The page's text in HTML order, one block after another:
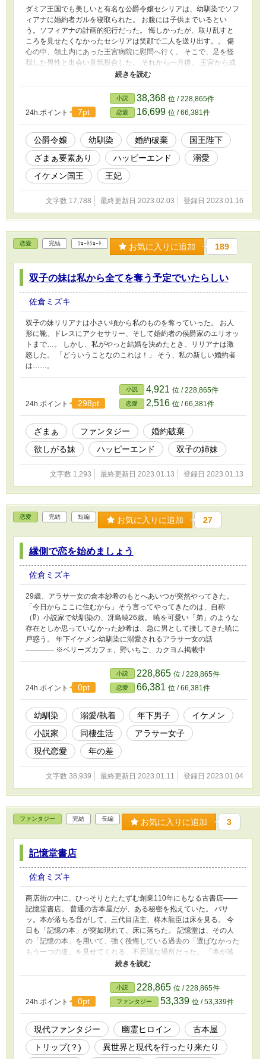
ダミア王国でも美しいと有名な公爵令嬢セシリアは、幼馴染でソフ
ィアナに婚約者ガルを寝取られた。 お腹には子供までいるとい
う。ソフィアナの計画的犯行だった。 悔しかったが、取り乱すと
ころを見せたくなかったセシリアは笑顔で二人を送り出す。。 傷
心の中、領土内にあった王宮病院に慰問へ行く。 そこで、足を怪
我した男性と出会い意気投合した。 それから一月後。 王宮から成
人を祝うパーティーが開かれるとのことでセシリアはしぶしぶ参加
てしまう。 つい、言い返しそうななったその時。 声をかけてきた
のはあの王宮病院で出会った男性だった。 彼の正体はーー……。
※カクヨム、ベリーズカフェにも掲載中
24h.ポイント 7pt
小説 38,368 位 / 228,865件
恋愛 16,699 位 / 66,381件
公爵令嬢 幼馴染 婚約破棄
国王陛下
ざまぁ要素あり
ハッピーエンド
溺愛
イケメン国王
王妃
文字数 17,788 最終更新日 2023.02.03 登録日 2023.01.16
恋愛 完結 ｼｮｰﾄｼｮｰﾄ お気に入りに追加 189
双子の妹は私から全てを奪う予定でいたらしい
佐倉ミズキ
双子の妹リリアナは小さい頃から私のものを奪っていった。 お人
形に靴、ドレスにアクセサリー、そして婚約者の侯爵家のエリオッ
トまで…。 しかし、私がやっと結婚を決めたとき、リリアナは激
怒した。 「どういうことなのこれは！」 そう、私の新しい婚約者
は……。
24h.ポイント 298pt
小説 4,921 位 / 228,865件
恋愛 2,516 位 / 66,381件
ざまぁ ファンタジー
婚約破棄
欲しがる妹
ハッピーエンド 双子の姉妹
文字数 1,293 最終更新日 2023.01.13 登録日 2023.01.13
恋愛 完結 短編 お気に入りに追加 27
縁側で恋を始めましょう
佐倉ミズキ
29歳、アラサー女の倉本紗希のもとへあいつが突然やってきた。
「今日からここに住むから」そう言ってやってきたのは、自称
（⁉）小説家で幼馴染の、冴島暁26歳。 暁を可愛い「弟」のような
存在としか思っていなかった紗希は、急に男として接してきた暁に
戸惑う。 年下イケメン幼馴染に溺愛されるアラサー女の話
―――― ※ベリーズカフェ、野いちご、カクヨム掲載中
24h.ポイント 0pt
小説 228,865 位 / 228,865件
恋愛 66,381 位 / 66,381件
幼馴染 溺愛/執着 年下男子
イケメン
小説家
同棲生活
アラサー女子
現代恋愛
年の差
文字数 38,939 最終更新日 2023.01.11 登録日 2023.01.04
ファンタジー 完結 長編 お気に入りに追加 3
記憶堂書店
佐倉ミズキ
商店街の中に、ひっそりとたたずむ創業110年にもなる古書店――
記憶堂書店。 普通の古本屋だが、ある秘密を抱えていた。 パサ
ッ。本が落ちる音がして、三代目店主、柊木龍臣は床を見る。 今
日も「記憶の本」が突如現れて、床に落ちた。 記憶堂は、その人
の「記憶の本」を用いて、強く後悔している過去の「選ばなかった
もう一つの道」を見せてくれる、不思議な場所だった。 「本が落
ちたわ」 記憶堂に住み着く幽霊、あずみは龍臣に抱き付きながら
は、龍臣に好意を寄せていた。 しかし、龍臣はあずみの声が聞こ
えて、会話ができるのに、姿を見ることが出来なかった。 反面、
記憶堂にいつも来る龍臣の幼馴染みの高校生、修也はその姿を見る
ことが出来ていた。 記憶堂に「記憶の本」をもとめてやってくる
人を案内していく中で、修也の過去やあずみの過去も複雑に絡んで
きていた。 あずみに微かな想いを寄せていた龍臣はーーー……。
※ベリーズカフェ、野いちごにも掲載中
24h.ポイント 0pt
小説 228,865 位 / 228,865件
ファンタジー 53,339 位 / 53,339件
現代ファンタジー 幽霊ヒロイン
古本屋
トリップ(？)
異世界と現代を行ったり来たり